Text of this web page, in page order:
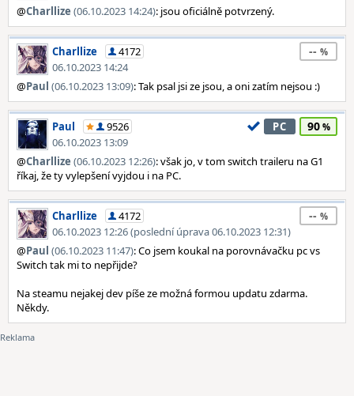
@Charllize (06.10.2023 14:24): jsou oficiálně potvrzený.
Charllize
4172
06.10.2023 14:24
--
@Paul (06.10.2023 13:09): Tak psal jsi ze jsou, a oni zatím nejsou :)
Paul
9526
06.10.2023 13:09
PC 90
@Charllize (06.10.2023 12:26): však jo, v tom switch traileru na G1
říkaj, že ty vylepšení vyjdou i na PC.
Charllize
4172
06.10.2023 12:26 (poslední úprava 06.10.2023 12:31)
--
@Paul (06.10.2023 11:47): Co jsem koukal na porovnávačku pc vs
Switch tak mi to nepřijde?
Na steamu nejakej dev píše ze možná formou updatu zdarma.
Někdy.